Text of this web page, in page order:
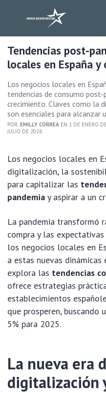
Tendencias post-
locales en España
Los negocios locales en
tendencias de consumo post-
crecimiento. Claves como la
son esenciales para alcanzar
POR: EMILLY CORREA EN 1 DE ENERO
JULIO DE 2026
Los negocios locales en
digitalización, la
para capitalizar las
pandemia y aspirar a un
La pandemia transformó
compra y las
los negocios locales en
a estas nuevas
explora las tendencias
ofrece estrategias
establecimientos
que prosperen,
5% para 2025.
La nueva era
digitalización